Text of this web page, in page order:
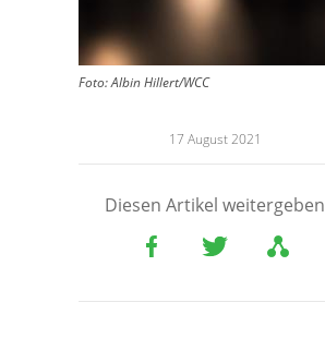
Foto:Albin Hillert/WCC
17 August 2021
Diesen Artikel weitergeben